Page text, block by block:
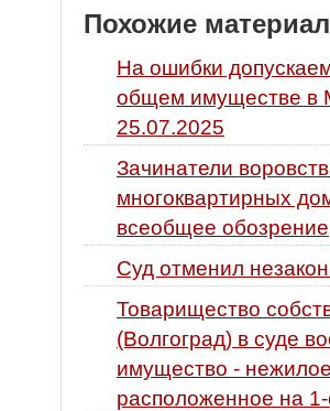
Похожие
На ошибки
общем имуществе в
25.07.2025
Зачинатели
многоквартирных
всеобщее обозрение
Суд отменил
Товарищество
(Волгоград) в суде
имущество -
расположенное на